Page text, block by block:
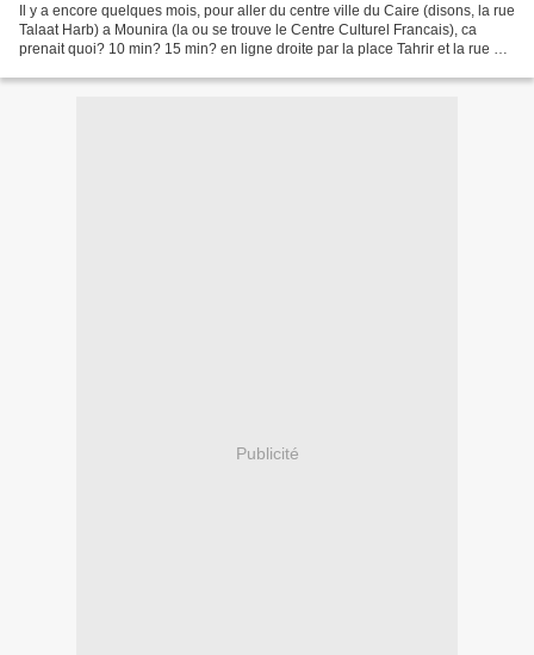
Il y a encore quelques mois, pour aller du centre ville du Caire (disons, la rue
Talaat Harb) a Mounira (la ou se trouve le Centre Culturel Francais), ca
prenait quoi? 10 min? 15 min? en ligne droite par la place Tahrir et la rue Asr
Publicité